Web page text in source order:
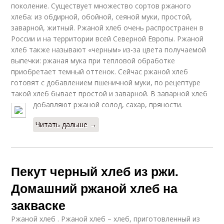
поколение. Существует множество сортов ржаного
хлеба: из обдирной, обойной, сеяной муки, простой,
заварной, житный. Ржаной хлеб очень распространен в
России и на территории всей Северной Европы. Ржаной
хлеб также называют «черным» из-за цвета получаемой
выпечки: ржаная мука при тепловой обработке
приобретает темный оттенок. Сейчас ржаной хлеб
готовят с добавлением пшеничной муки, по рецептуре
такой хлеб бывает простой и заварной. В заварной хлеб
добавляют ржаной солод, сахар, пряности.
Читать дальше →
Пекут черный хлеб из ржи.
Домашний ржаной хлеб на
закваске
Ржаной хлеб . Ржаной хлеб – хлеб, приготовленный из